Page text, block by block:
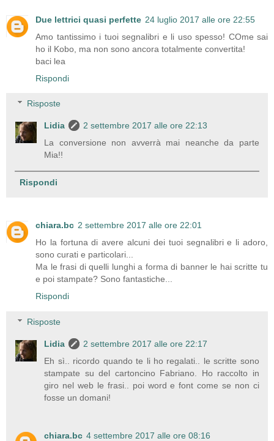
Due lettrici quasi perfette 24 luglio 2017 alle ore 22:55
Amo tantissimo i tuoi segnalibri e li uso spesso! COme sai
ho il Kobo, ma non sono ancora totalmente convertita!
baci lea
Rispondi
Risposte
Lidia
2 settembre 2017 alle ore 22:13
La conversione non avverrà mai neanche da parte
Mia!!
Rispondi
chiara.bc 2 settembre 2017 alle ore 22:01
Ho la fortuna di avere alcuni dei tuoi segnalibri e li adoro,
sono curati e particolari...
Ma le frasi di quelli lunghi a forma di banner le hai scritte tu
e poi stampate? Sono fantastiche...
Rispondi
Risposte
Lidia
2 settembre 2017 alle ore 22:17
Eh sì.. ricordo quando te li ho regalati.. le scritte sono
stampate su del cartoncino Fabriano. Ho raccolto in
giro nel web le frasi.. poi word e font come se non ci
fosse un domani!
chiara.bc 4 settembre 2017 alle ore 08:16